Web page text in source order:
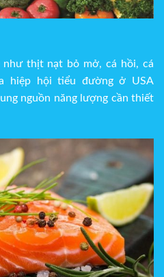
thịt nạt bỏ mở, cá hồi, cá
hiệp hội tiểu đường ở USA
nguồn năng lượng cần thiết